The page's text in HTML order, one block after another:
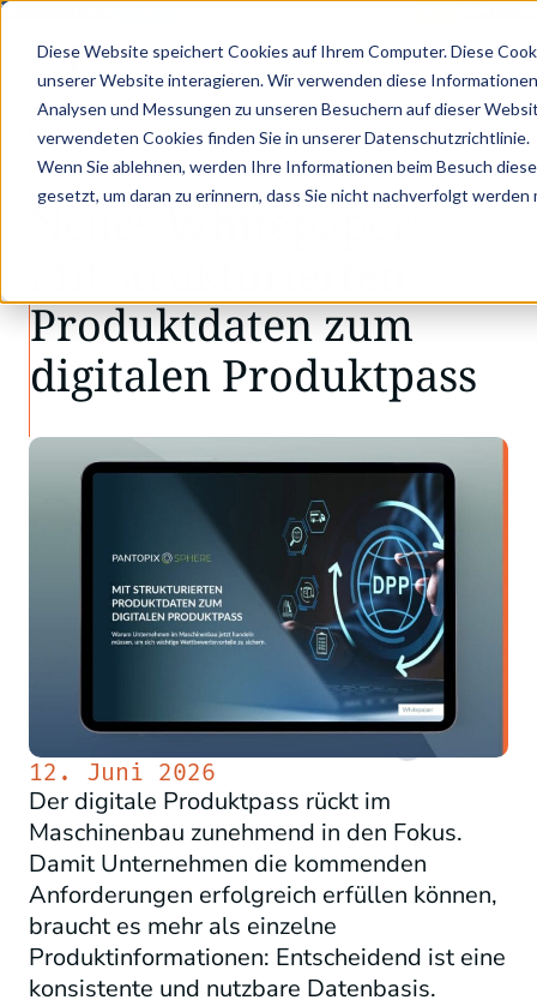
Diese Website speichert Cookies auf Ihrem Computer. Diese
unserer Website interagieren. Wir verwenden diese
Analysen und Messungen zu unseren Besuchern auf dieser
verwendeten Cookies finden Sie in unserer Datenschutzrichtlinie.
Wenn Sie ablehnen, werden Ihre Informationen beim Besuch
gesetzt, um daran zu erinnern, dass Sie nicht nachverfolgt werden
MIT STRUKTURIERTEN PRODUKTDATEN ZUM DIGITALEN
Aktuelles•
Neues Whitepaper: Mit struktur…
AKTUELLES
Neues Whitepaper:
Produktdaten zum
digitalen Produktpass
12. Juni 2026
Der digitale Produktpass rückt im
Maschinenbau zunehmend in den Fokus.
Damit Unternehmen die kommenden
Anforderungen erfolgreich erfüllen können,
braucht es mehr als einzelne
Produktinformationen: Entscheidend ist eine
konsistente und nutzbare Datenbasis.